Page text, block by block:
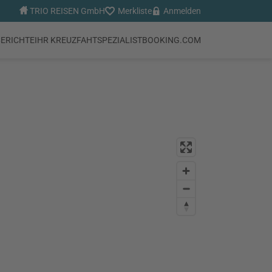
TRIO REISEN GmbH Merkliste Anmelden
IHR KREUZFAHTSPEZIALISTBOOKING.COM